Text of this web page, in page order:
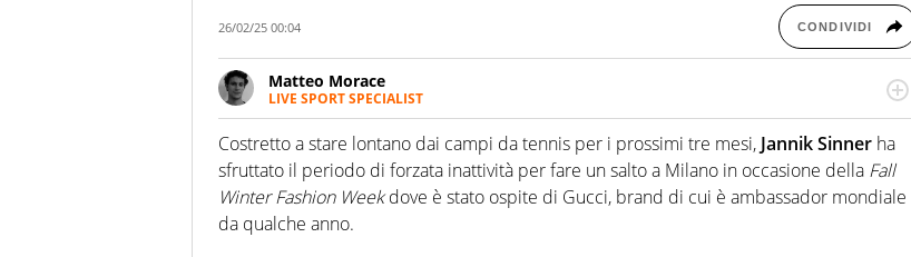
26/02/25 00:04 CONDIVIDI
Matteo Morace
LIVE SPORT SPECIALIST
La multimedialità quale approccio personale e professionale. Ama raccontare lo sport
focalizzando ogni attenzione sul tempo reale: la verità della dirette non sono opinioni
ma fatti
Costretto a stare lontano dai campi da tennis per i prossimi tre mesi, Jannik Sinner ha
sfruttato il periodo di forzata inattività per fare un salto a Milano in occasione della Fall
Winter Fashion Weekdove è stato ospite di Gucci, brand di cui è ambassador mondiale
da qualche anno.